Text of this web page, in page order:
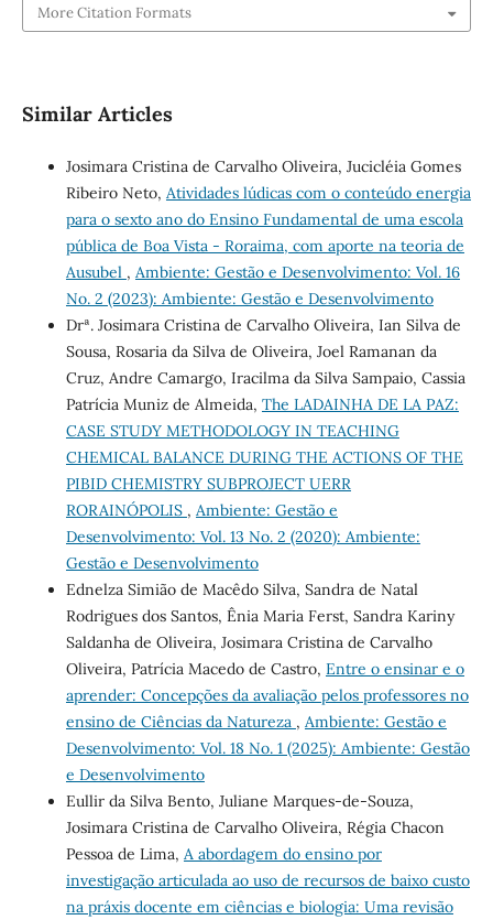
More Citation Formats
Similar Articles
Josimara Cristina de Carvalho Oliveira, Jucicléia Gomes
Ribeiro Neto, Atividades lúdicas com o conteúdo energia
para o sexto ano do Ensino Fundamental de uma escola
pública de Boa Vista - Roraima, com aporte na teoria de
Ausubel , Ambiente: Gestão e Desenvolvimento: Vol. 16
No. 2 (2023): Ambiente: Gestão e Desenvolvimento
Drª. Josimara Cristina de Carvalho Oliveira, Ian Silva de
Sousa, Rosaria da Silva de Oliveira, Joel Ramanan da
Cruz, Andre Camargo, Iracilma da Silva Sampaio, Cassia
Patrícia Muniz de Almeida, The LADAINHA DE LA PAZ:
CASE STUDY METHODOLOGY IN TEACHING
CHEMICAL BALANCE DURING THE ACTIONS OF THE
PIBID CHEMISTRY SUBPROJECT UERR
RORAINÓPOLIS , Ambiente: Gestão e
Desenvolvimento: Vol. 13 No. 2 (2020): Ambiente:
Gestão e Desenvolvimento
Ednelza Simião de Macêdo Silva, Sandra de Natal
Rodrigues dos Santos, Ênia Maria Ferst, Sandra Kariny
Saldanha de Oliveira, Josimara Cristina de Carvalho
Oliveira, Patrícia Macedo de Castro, Entre o ensinar e o
aprender: Concepções da avaliação pelos professores no
ensino de Ciências da Natureza , Ambiente: Gestão e
Desenvolvimento: Vol. 18 No. 1 (2025): Ambiente: Gestão
e Desenvolvimento
Eullir da Silva Bento, Juliane Marques-de-Souza,
Josimara Cristina de Carvalho Oliveira, Régia Chacon
Pessoa de Lima, A abordagem do ensino por
investigação articulada ao uso de recursos de baixo custo
na práxis docente em ciências e biologia: Uma revisão